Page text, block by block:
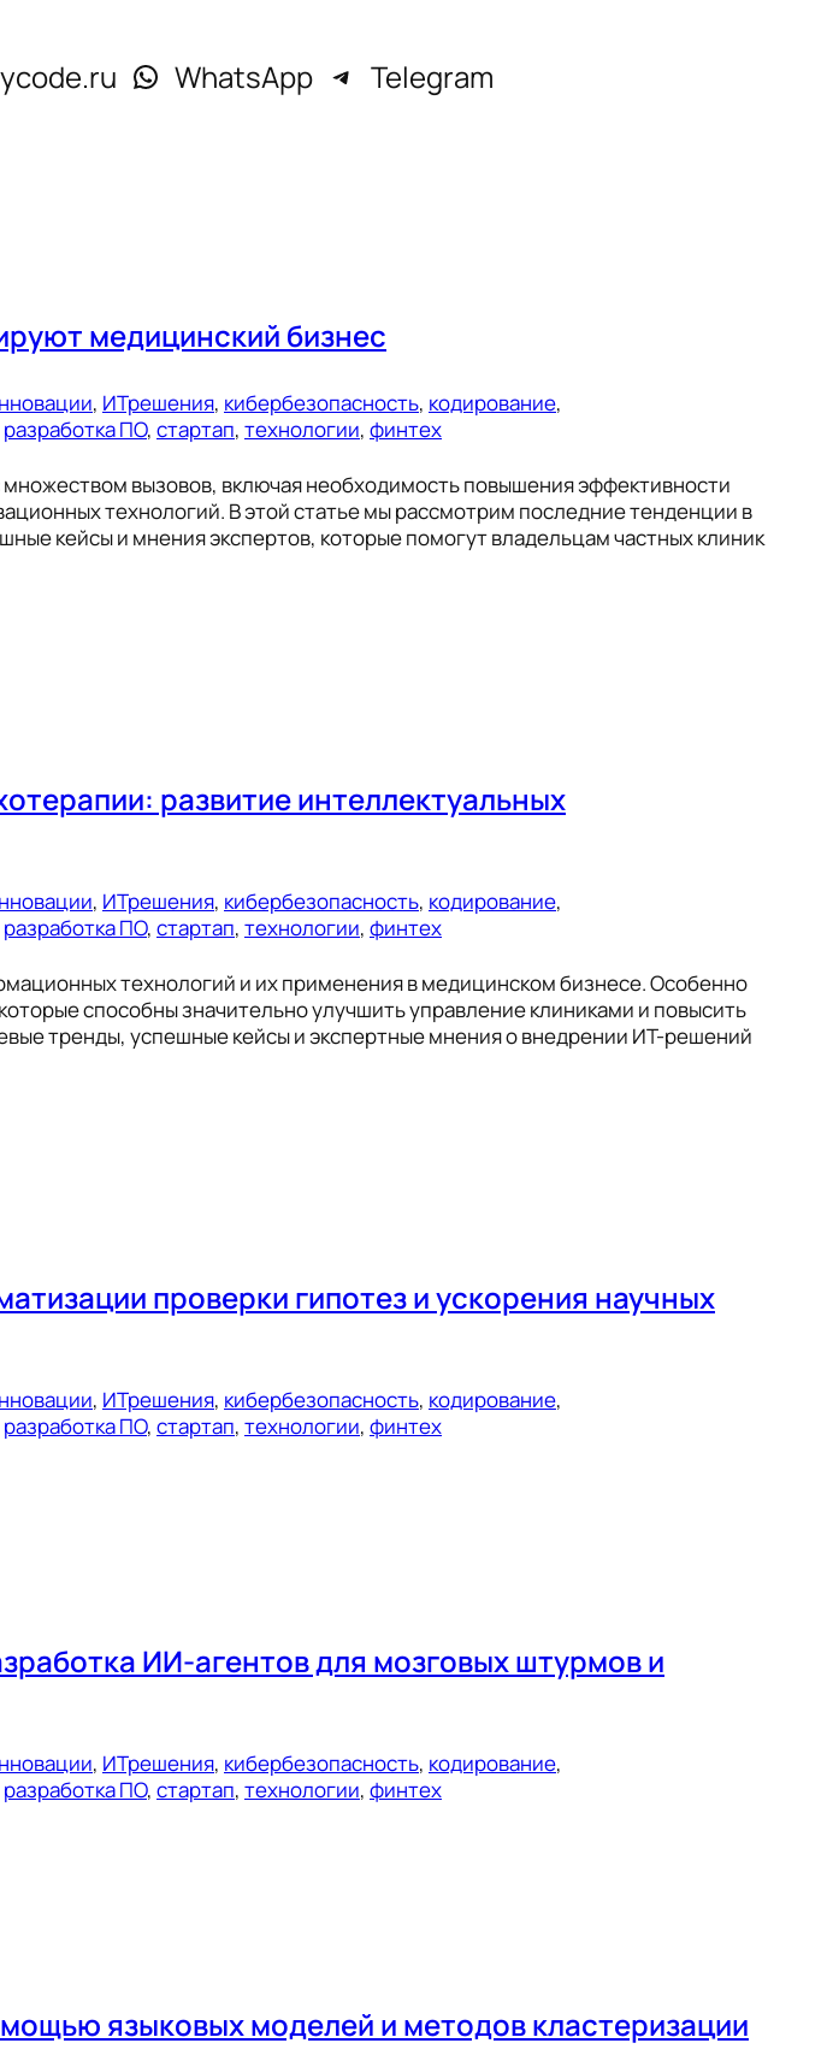
WhatsApp Telegram
медицинский бизнес
, ИТрешения, кибербезопасность, кодирование
разработка ПО, стартап, технологии, финтех
вызовов, включая необходимость повышения эффективности
технологий. В этой статье мы рассмотрим последние тенденции в
кейсы и мнения экспертов, которые помогут владельцам частных клиник
развитие интеллектуальных
, ИТрешения, кибербезопасность, кодирование
разработка ПО, стартап, технологии, финтех
технологий и их применения в медицинском бизнесе. Особенно
способны значительно улучшить управление клиниками и повысить
тренды, успешные кейсы и экспертные мнения о внедрении ИТ-решений
проверки гипотез и ускорения научных
, ИТрешения, кибербезопасность, кодирование
разработка ПО, стартап, технологии, финтех
ИИ-агентов для мозговых штурмов и
, ИТрешения, кибербезопасность, кодирование
разработка ПО, стартап, технологии, финтех
языковых моделей и методов кластеризации